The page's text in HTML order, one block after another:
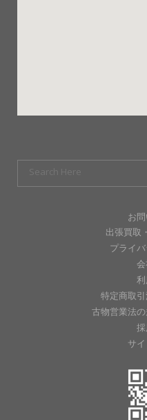
お
出張買取
プライ
特定商取
古物営業法
サ